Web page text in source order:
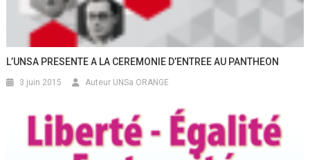
L’UNSA PRESENTE A LA CEREMONIE D’ENTREE AU PANTHEON
3 juin 2015 Auteur UNSa ORANGE